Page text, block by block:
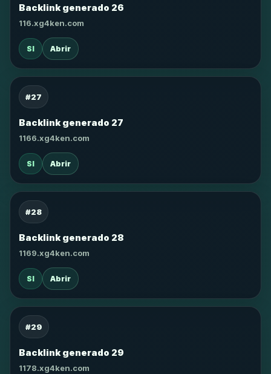
Backlink generado 26
116.xg4ken.com
SI Abrir
#27
Backlink generado 27
1166.xg4ken.com
SI Abrir
#28
Backlink generado 28
1169.xg4ken.com
SI Abrir
#29
Backlink generado 29
1178.xg4ken.com